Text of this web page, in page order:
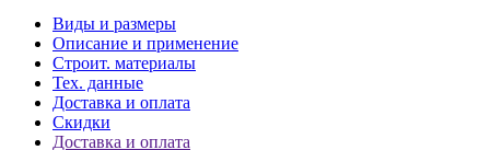
Виды и размеры
Описание и применение
Строит. материалы
Тех. данные
Доставка и оплата
Скидки
Доставка и оплата